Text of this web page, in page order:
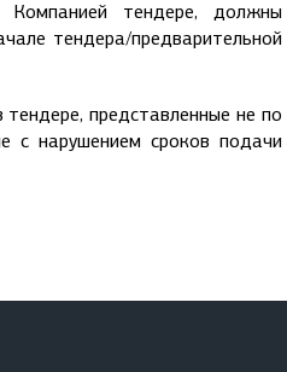
Компанией тендере, должны
тендера/предварительной
представленные не по
с нарушением сроков подачи